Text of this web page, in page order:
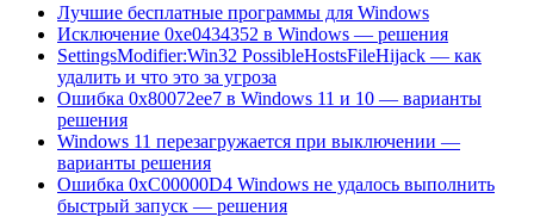
Лучшие бесплатные программы для Windows
Исключение 0xe0434352 в Windows — решения
SettingsModifier:Win32 PossibleHostsFileHijack — как
удалить и что это за угроза
Ошибка 0x80072ee7 в Windows 11 и 10 — варианты
решения
Windows 11 перезагружается при выключении —
варианты решения
Ошибка 0xC00000D4 Windows не удалось выполнить
быстрый запуск — решения